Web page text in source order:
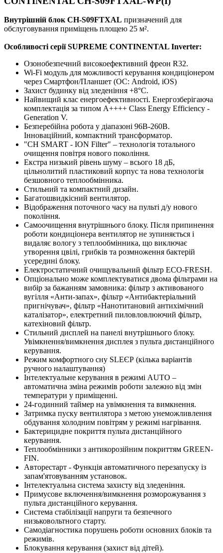
Внутрішній блок CH-S09FTXAL призначений для
обслуговування приміщень площею 25 м².
Особливості серії SUPREME CONTINENTAL Inverter:
Озонобезпечний високоефективний фреон R32.
Wi-Fi модуль для можливості керування кондиціонером
через Смартфон/Планшет (ОС: Android, iOS)
Захист будинку від зледеніння +8°C.
Найвищий клас енергоефективності. Енергозберігаюча
комплектація за типом A++++ Class Energy Efficiency -
Generation V.
Безперебійна робота у діапазоні 96В-260В.
Інноваційний, компактний трансформатор.
"CH SMART - ION Filter" – технологія тотального
очищення повітря нового покоління.
Екстра низький рівень шуму – всього 18 дБ,
цільнолитий пластиковий корпус та нова технологія
безшовного теплообмінника.
Стильний та компактний дизайн.
Багатошвидкісний вентилятор.
Відображення поточного часу на пульті д/у нового
покоління.
Самоочищення внутрішнього блоку. Після припинення
роботи кондиціонера вентилятор не зупиняється і
видаляє вологу з теплообмінника, що виключає
утворення цвілі, грибків та розмноження бактерій
усередині блоку.
Електростатичний очищувальний фільтр ЕСО-FRESH.
Опціонально може комплектуватися двома фільтрами на
вибір за бажанням замовника: фільтр з активованого
вугілля «Анти-запах», фільтр «Антибактеріальний
пригнічувач», фільтр «Нанотитановий антихімічний
каталізатор», електретний пиловловлюючий фільтр,
катехіновий фільтр.
Стильний дисплей на панелі внутрішнього блоку.
Увімкнення/вимкнення дисплея з пульта дистанційного
керування.
Режим комфортного сну SLЕЄР (кілька варіантів
ручного налаштування)
Інтелектуальне керування в режимі AUTO –
автоматична зміна режимів роботи залежно від змін
температури у приміщенні.
24-годинний таймер на увімкнення та вимкнення.
Затримка пуску вентилятора з метою унеможливлення
обдування холодним повітрям у режимі нагрівання.
Бактерицидне покриття пульта дистанційного
керування.
Теплообмінники з антикорозійним покриттям GREEN-
FIN.
Авторестарт - Функція автоматичного перезапуску із
запам'ятовуванням установок.
Інтелектуальна система захисту від зледеніння.
Примусове включення/вимкнення розморожування з
пульта дистанційного керування.
Система стабілізації напруги та безпечного
низьковольтного старту.
Самодіагностика порушень роботи основних блоків та
режимів.
Блокування керування (захист від дітей).